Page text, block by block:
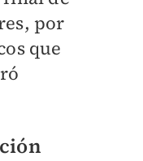
por
que